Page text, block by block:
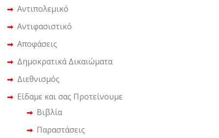
Αντιπολεμικό
Αντιφασιστικό
Αποφάσεις
Δημοκρατικά Δικαιώματα
Διεθνισμός
Είδαμε και σας Προτείνουμε
Βιβλία
Παραστάσεις